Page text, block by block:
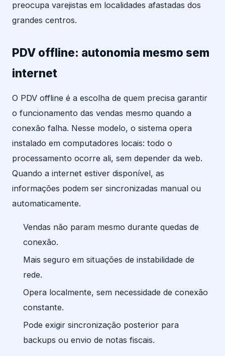
preocupa varejistas em localidades afastadas dos
grandes centros.
PDV offline: autonomia mesmo sem
internet
O PDV offline é a escolha de quem precisa garantir
o funcionamento das vendas mesmo quando a
conexão falha. Nesse modelo, o sistema opera
instalado em computadores locais: todo o
processamento ocorre ali, sem depender da web.
Quando a internet estiver disponível, as
informações podem ser sincronizadas manual ou
automaticamente.
Vendas não param mesmo durante quedas de
conexão.
Mais seguro em situações de instabilidade de
rede.
Opera localmente, sem necessidade de conexão
constante.
Pode exigir sincronização posterior para
backups ou envio de notas fiscais.